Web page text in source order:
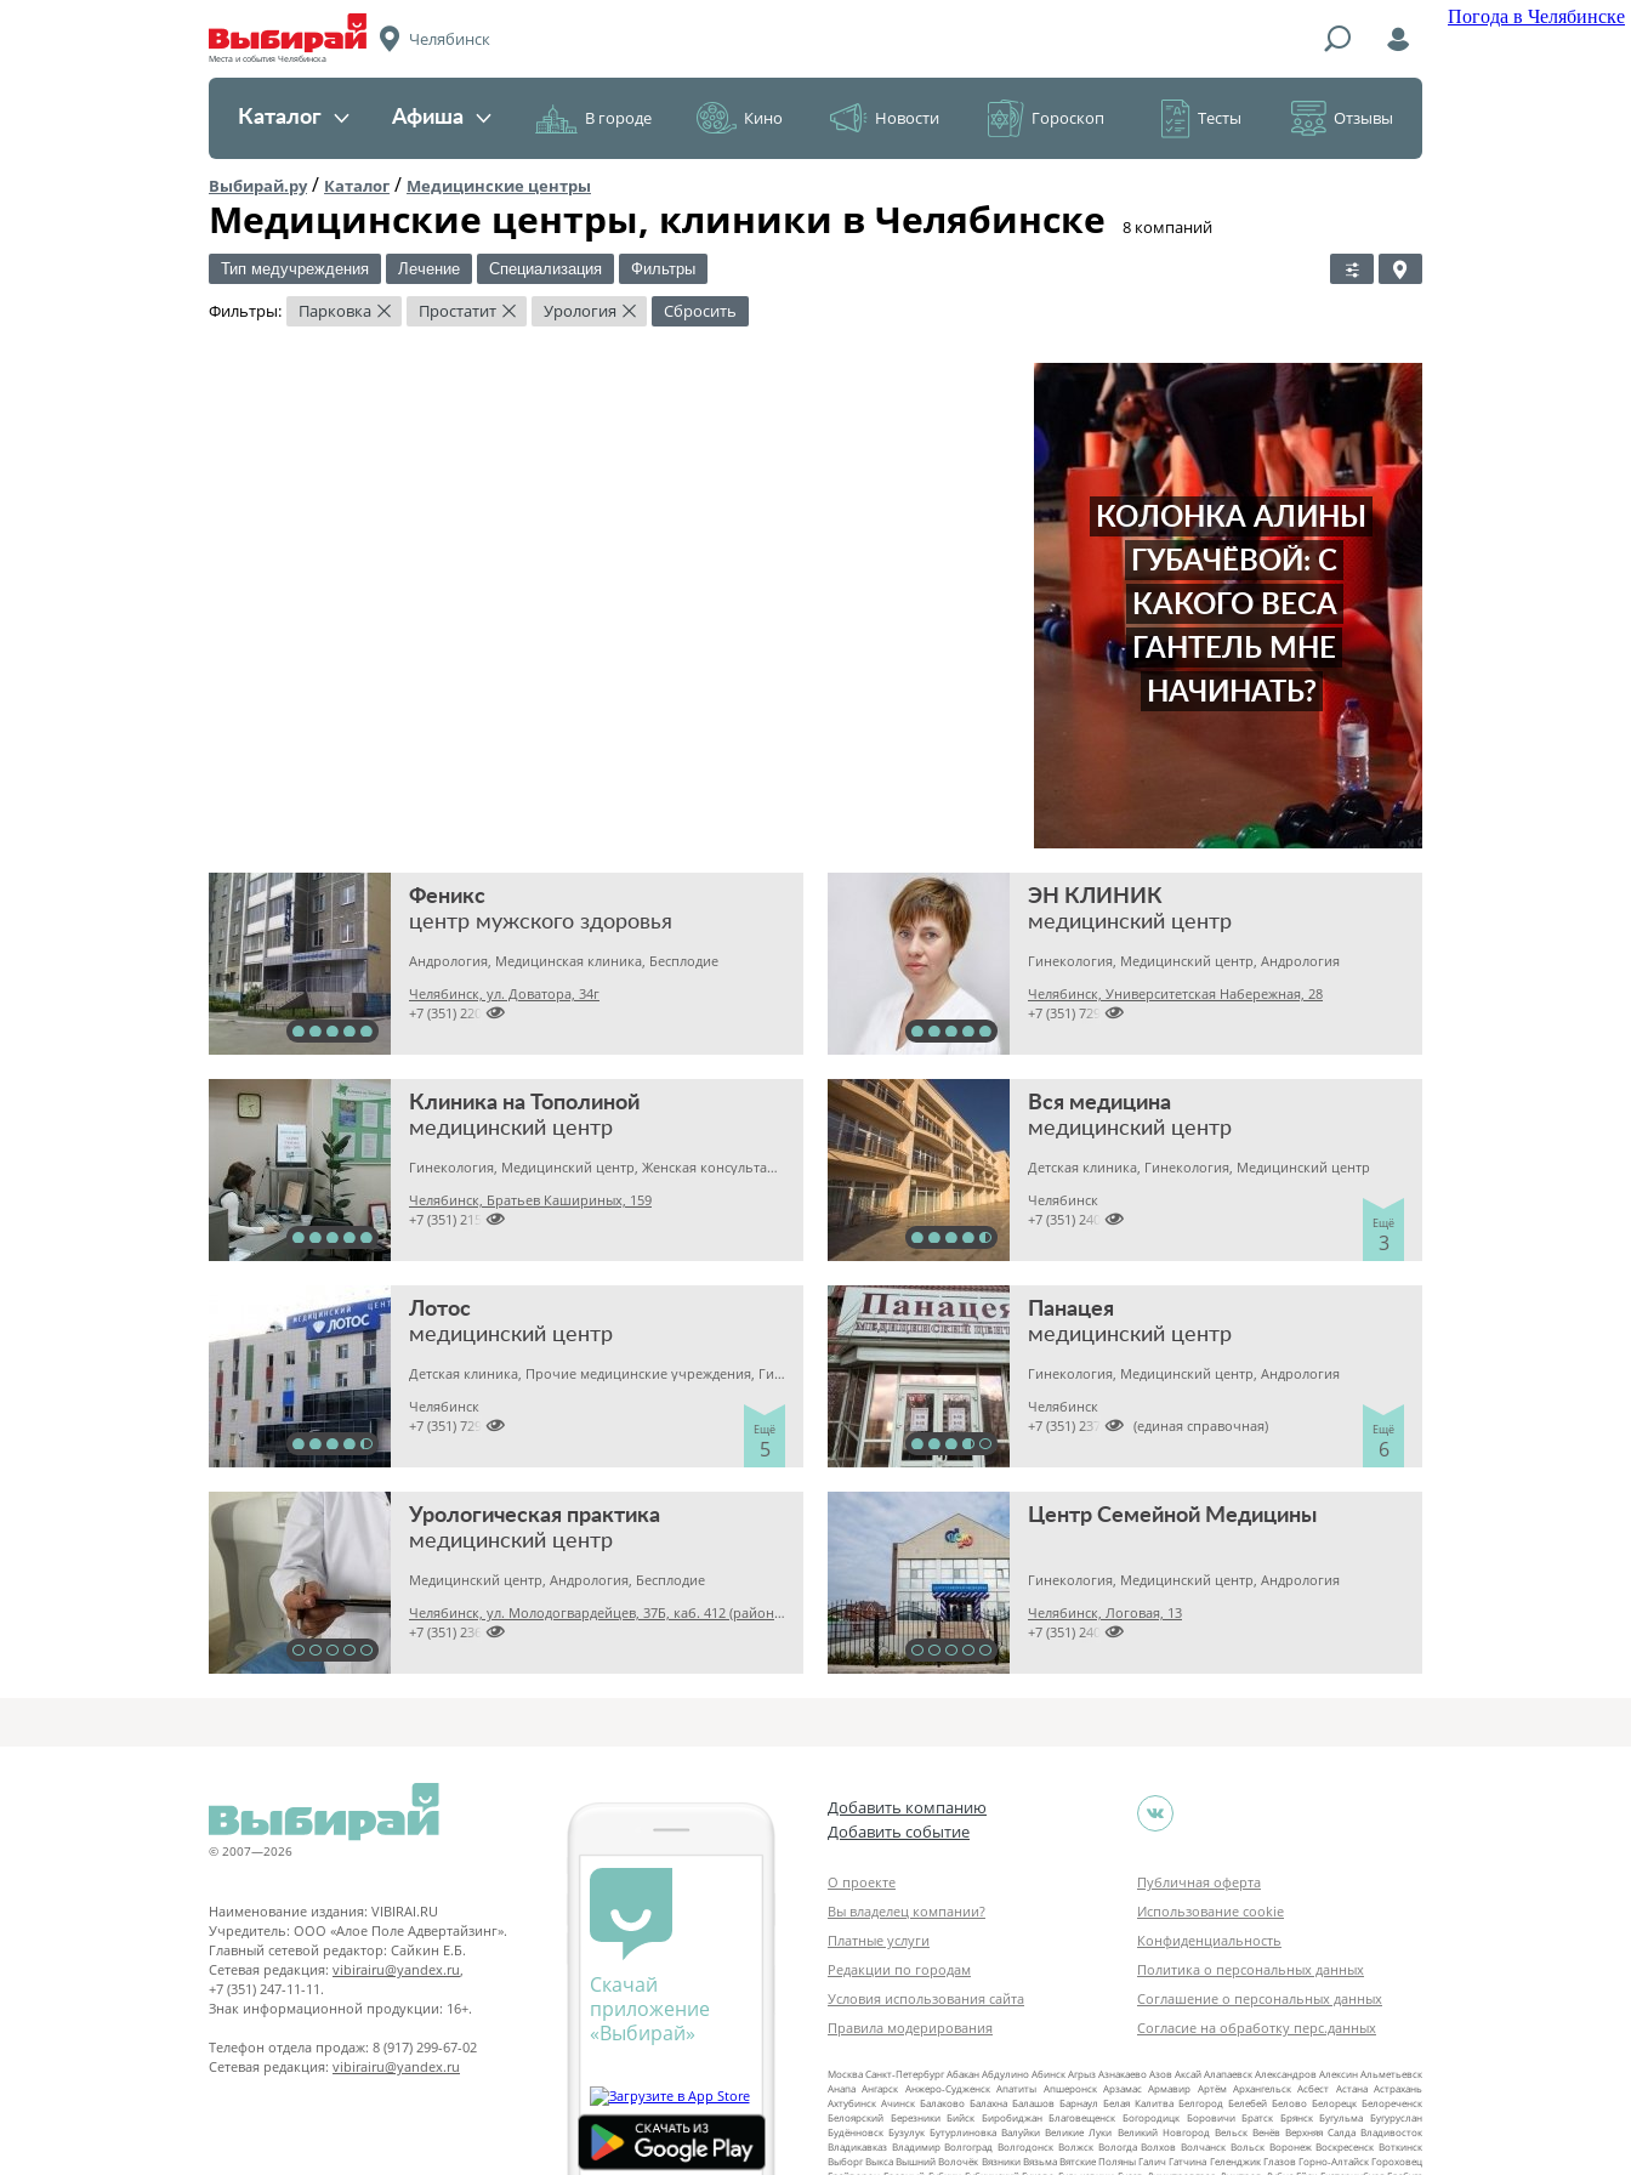
Погода в Челябинске
Места и события Челябинска
Челябинск
Каталог Афиша В городе Кино Новости Гороскоп Тесты Отзывы
Выбирай.ру/ Каталог / Медицинские центры
Медицинские центры, клиники в Челябинске ​8 компаний
Тип медучреждения Лечение Специализация Фильтры
Фильтры: Парковка × Простатит × Урология × Сбросить
КОЛОНКА АЛИНЫ
ГУБАЧЁВОЙ: С
КАКОГО ВЕСА
ГАНТЕЛЬ МНЕ
НАЧИНАТЬ?
Феникс
центр мужского здоровья
Андрология, Медицинская клиника, Бесплодие
Челябинск, ул. Доватора, 34г

+7 (351) 2201307
ЭН КЛИНИК
медицинский центр
Гинекология, Медицинский центр, Андрология
Челябинск, Университетская Набережная, 28

+7 (351) 7299500
Клиника на Тополиной
медицинский центр
Гинекология, Медицинский центр, Женская консультация
Челябинск, Братьев Кашириных, 159

+7 (351) 2150573
Вся медицина
медицинский центр
Детская клиника, Гинекология, Медицинский центр
Ещё
3
Челябинск

+7 (351) 2400303
Лотос
медицинский центр
Детская клиника, Прочие медицинские учреждения, Гинекология
Ещё
5
Челябинск

+7 (351) 7298929
Панацея
медицинский центр
Гинекология, Медицинский центр, Андрология
Ещё
6
Челябинск

+7 (351) 2370682 (единая справочная)
Урологическая практика
медицинский центр
Медицинский центр, Андрология, Бесплодие
Челябинск, ул. Молодогвардейцев, 37Б, каб. 412 (район больницы скорой помощи)

+7 (351) 2366660
Центр Семейной Медицины
Гинекология, Медицинский центр, Андрология
Челябинск, Логовая, 13

+7 (351) 2401999
© 2007—2026
Наименование издания: VIBIRAI.RU
Учредитель: ООО «Алое Поле Адвертайзинг».
Главный сетевой редактор: Сайкин Е.Б.
Сетевая редакция: vibirairu@yandex.ru
+7 (351) 247-11-11.
Знак информационной продукции: 16+.
Телефон отдела продаж: 8 (917) 299-67-02
Сетевая редакция: vibirairu@yandex.ru
Скачай
приложение
«Выбирай»
Добавить компанию
Добавить событие
О проекте
Вы владелец компании?
Платные услуги
Редакции по городам
Условия использования сайта
Правила модерирования
Публичная оферта
Использование cookie
Конфиденциальность
Политика о персональных данных
Соглашение о персональных данных
Согласие на обработку перс.данных
МоскваСанкт‑ПетербургАбаканАбдулиноАбинскАгрызАзнакаевоАзовАксайАлапаевскАлександровАлексинАльметьевск
Анапа Ангарск Анжеро‑Судженск Апатиты Апшеронск Арзамас Армавир Артём Архангельск Асбест Астана Астрахань
Ахтубинск Ачинск Балаково Балахна Балашов Барнаул Белая Калитва Белгород Белебей Белово Белорецк Белореченск
Белоярский Березники Бийск Биробиджан Благовещенск Богородицк Боровичи Братск Брянск Бугульма Бугуруслан
Будённовск Бузулук Бутурлиновка Валуйки Великие Луки Великий Новгород Вельск Венёв Верхняя Салда Владивосток
Владикавказ Владимир Волгоград Волгодонск Волжск Вологда Волхов Волчанск Вольск Воронеж Воскресенск Воткинск
ВыборгВыкса Вышний Волочёк Вязники Вязьма Вятские Поляны Галич Гатчина Геленджик Глазов Горно‑АлтайскГороховец